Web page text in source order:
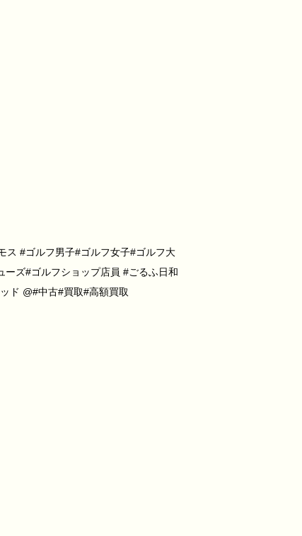
ス #ゴルフ男子#ゴルフ女子#ゴルフ大
ズ#ゴルフショップ店員 #ごるふ日和
ド @#中古#買取#高額買取